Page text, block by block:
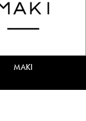
MAKI